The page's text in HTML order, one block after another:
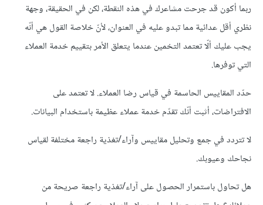
ربما أكون قد جرحت مشاعرك في هذه النقطة، لكن في الحقيقة، وجهة
نظري أقل عدائية مما تبدو عليه في العنوان، لأنّ خلاصة القول هي أنّه
يجب عليك ألّا تعتمد التخمين عندما يتعلق الأمر بتقييم خدمة العملاء
التي توفرها.
حدّد المقاييس الحاسمة في قياس رضا العملاء. لا تعتمد على
الافتراضات، أثبت أنّك تقدّم خدمة عملاء عظيمة باستخدام البيانات.
لا تتردد في جمع وتحليل مقاييس وآراء/تغذية راجعة مختلفة لقياس
نجاحك وعيوبك.
هل تحاول باستمرار الحصول على آراء/تغذية راجعة صريحة من